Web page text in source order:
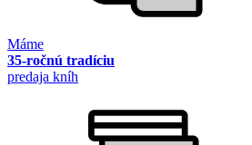
Máme
35-ročnú tradíciu
predaja kníh